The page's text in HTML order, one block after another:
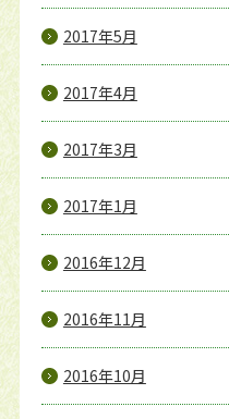
2017年5月
2017年4月
2017年3月
2017年1月
2016年12月
2016年11月
2016年10月